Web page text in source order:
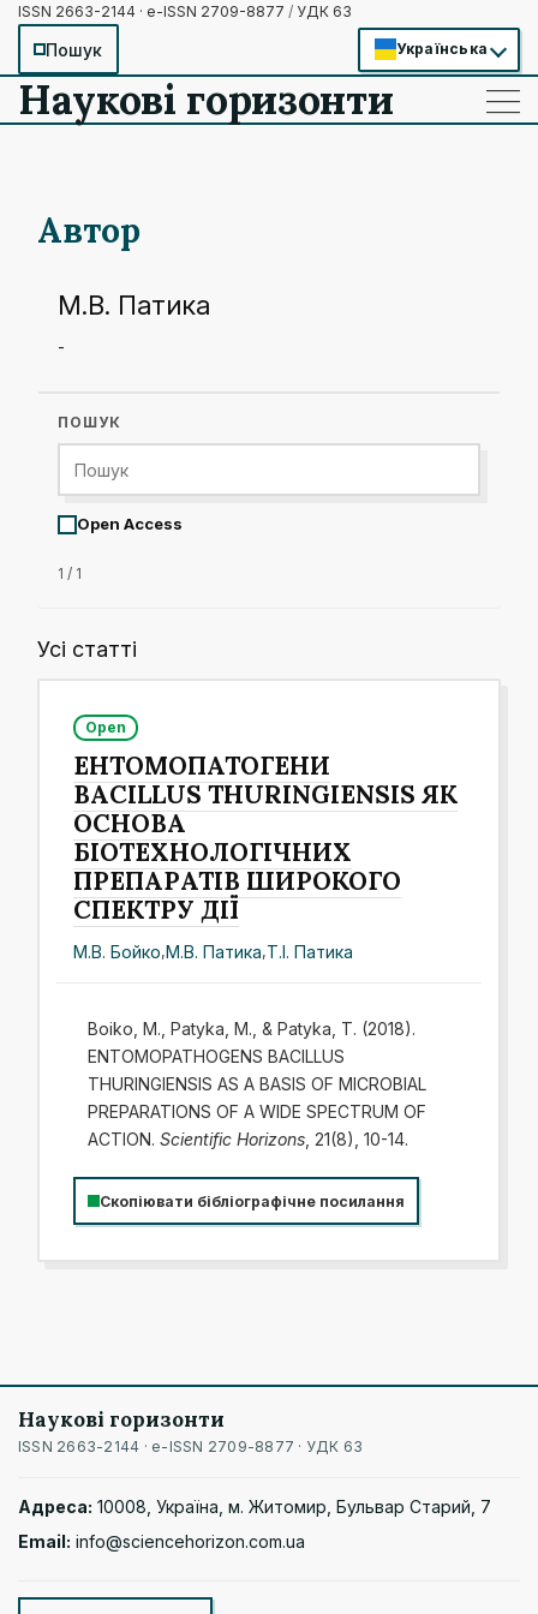
ISSN 2663-2144 · e-ISSN 2709-8877 / УДК 63
Пошук Українська
Наукові горизонти ——
——
——
Автор
М.В. Патика
-
ПОШУК
Open Access
1 / 1
Усі статті
Open
ЕНТОМОПАТОГЕНИ
BACILLUS THURINGIENSIS ЯК
ОСНОВА
БІОТЕХНОЛОГІЧНИХ
ПРЕПАРАТІВ ШИРОКОГО
СПЕКТРУ ДІЇ
М.В. Бойко,М.В. Патика,Т.І. Патика
Boiko, M., Patyka, M., & Patyka, T. (2018).
ENTOMOPATHOGENS BACILLUS
THURINGIENSIS AS A BASIS OF MICROBIAL
PREPARATIONS OF A WIDE SPECTRUM OF
ACTION. Scientific Horizons, 21(8), 10-14.
Скопіювати бібліографічне посилання
Наукові горизонти
ISSN 2663-2144 · e-ISSN 2709-8877 · УДК 63
Адреса: 10008, Україна, м. Житомир, Бульвар Старий, 7
Email: info@sciencehorizon.com.ua